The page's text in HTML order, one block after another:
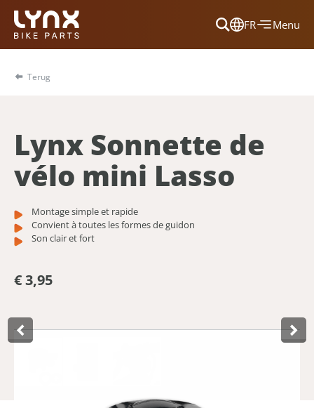
FR
Dansk
Nederlands
Menu
Terug
Lynx Sonnette de
vélo mini Lasso
Montage simple et rapide
Convient à toutes les formes de guidon
Son clair et fort
€ 3,95